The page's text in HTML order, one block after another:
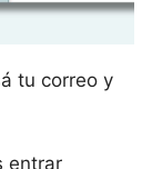
tu correo y
entrar